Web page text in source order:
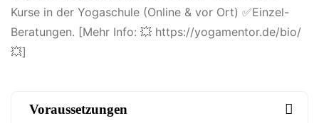
Kurse in der Yogaschule (Online & vor Ort) ✅Einzel-
Beratungen. [Mehr Info: 💥 https://yogamentor.de/bio/
💥]
Voraussetzungen